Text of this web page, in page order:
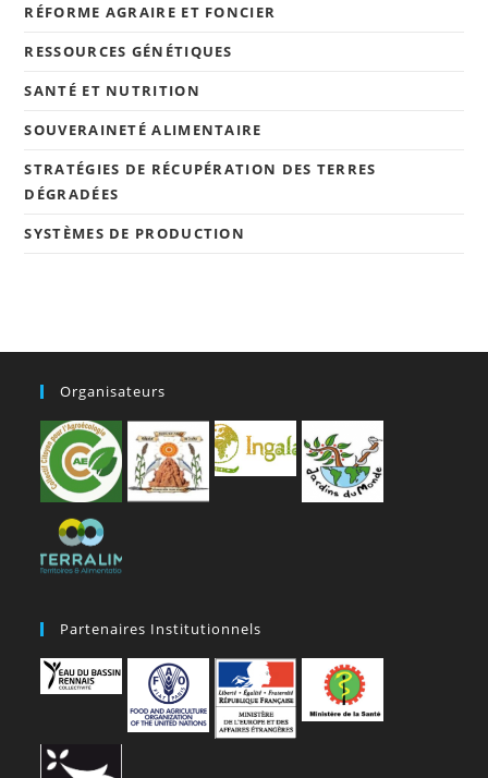
RÉFORME AGRAIRE ET FONCIER
RESSOURCES GÉNÉTIQUES
SANTÉ ET NUTRITION
SOUVERAINETÉ ALIMENTAIRE
STRATÉGIES DE RÉCUPÉRATION DES TERRES
DÉGRADÉES
SYSTÈMES DE PRODUCTION
Organisateurs
Partenaires Institutionnels